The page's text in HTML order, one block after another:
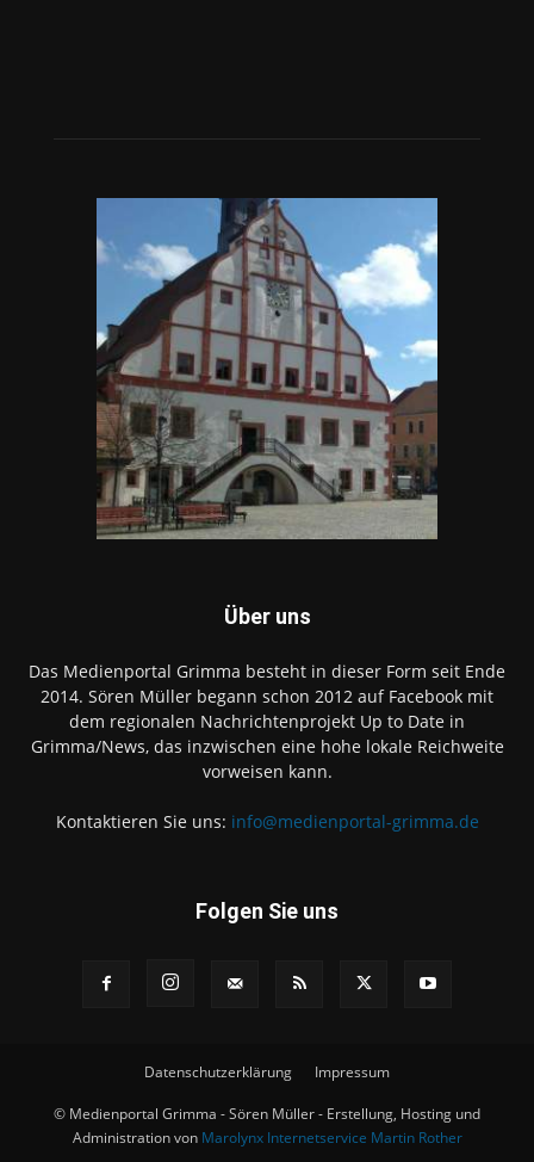
Über uns
Das Medienportal Grimma besteht in dieser Form seit Ende
2014. Sören Müller begann schon 2012 auf Facebook mit
dem regionalen Nachrichtenprojekt Up to Date in
Grimma/News, das inzwischen eine hohe lokale Reichweite
vorweisen kann.
Kontaktieren Sie uns: info@medienportal-grimma.de
Folgen Sie uns
Datenschutzerklärung Impressum
© Medienportal Grimma - Sören Müller - Erstellung, Hosting und
Administration von Marolynx Internetservice Martin Rother